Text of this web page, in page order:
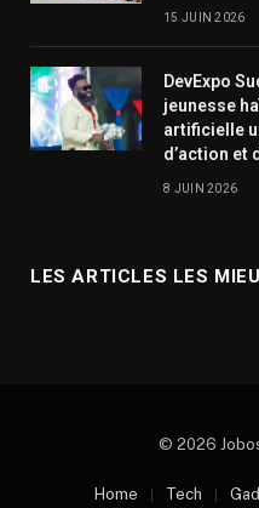
15 JUIN 2026
DevExpo
jeunesse
artificielle
d’action et
8 JUIN 2026
LES ARTICLES LES
© 2026
Home Tech